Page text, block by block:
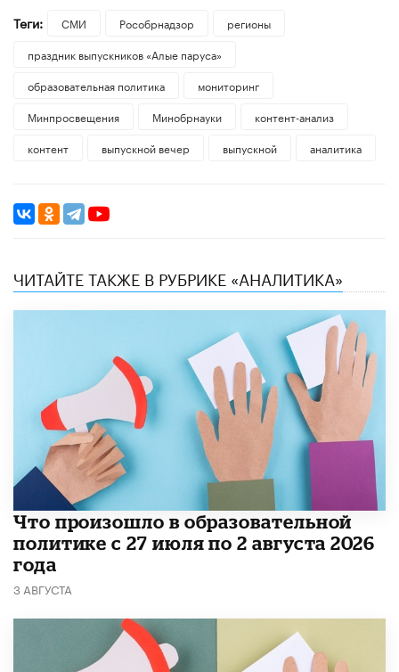
Теги: СМИ Рособрнадзор
регионы
праздник выпускников «Алые паруса»
образовательная политика
мониторинг
Минпросвещения
Минобрнауки
контент-анализ
контент
выпускной вечер выпускной аналитика
ЧИТАЙТЕ ТАКЖЕ В РУБРИКЕ «АНАЛИТИКА»
​Что произошло в образовательной
политике с 27 июля по 2 августа 2026
года
3 АВГУСТА